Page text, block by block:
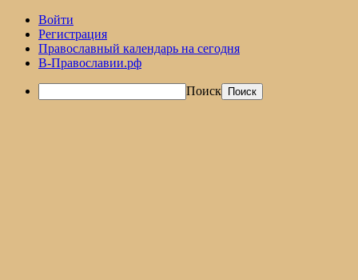
Войти
Регистрация
Православный календарь на сегодня
В-Православии.рф
Поиск